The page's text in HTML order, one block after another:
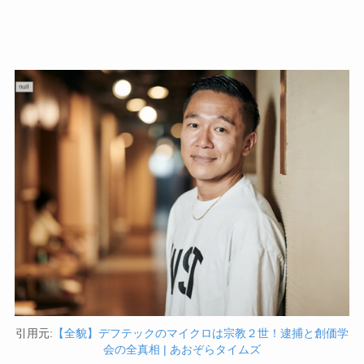
引用元: 【全貌】デフテックのマイクロは宗教２世！逮捕と創価学
会の全真相 | あおぞらタイムズ